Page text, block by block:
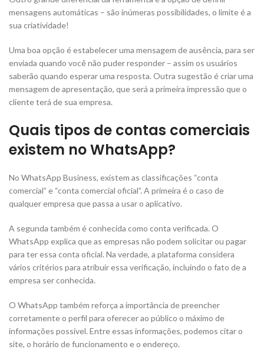
mensagens automáticas – são inúmeras possibilidades, o limite é a
sua criatividade!
Uma boa opção é estabelecer uma mensagem de ausência, para ser
enviada quando você não puder responder – assim os usuários
saberão quando esperar uma resposta. Outra sugestão é criar uma
mensagem de apresentação, que será a primeira impressão que o
cliente terá de sua empresa.
Quais tipos de contas comerciais
existem no WhatsApp?
No WhatsApp Business, existem as classificações “conta
comercial” e “conta comercial oficial”. A primeira é o caso de
qualquer empresa que passa a usar o aplicativo.
A segunda também é conhecida como conta verificada. O
WhatsApp explica que as empresas não podem solicitar ou pagar
para ter essa conta oficial. Na verdade, a plataforma considera
vários critérios para atribuir essa verificação, incluindo o fato de a
empresa ser conhecida.
O WhatsApp também reforça a importância de preencher
corretamente o perfil para oferecer ao público o máximo de
informações possível. Entre essas informações, podemos citar o
site, o horário de funcionamento e o endereço.